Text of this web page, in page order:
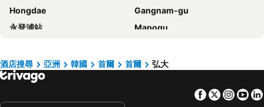
Grand Hilton Seoul
Ehwa in Myeongdong
Hotel Skypark Central Myeongdong
RYSE, Autograph Collection
ibis Styles Ambassador Seoul Myeongdong
Hotel Gracery Seoul
Novotel Ambassador Seoul Dongdaemun Hotels & Residences
Sollago Myeongdong Hotel & Residence
Hongdae
Gangnam-gu
永登浦站
Mapogu
COEX商場
梨泰院
龍山站
酒店搜尋 亞洲 韓國 首爾 首爾 弘大
Facebook
Twitter